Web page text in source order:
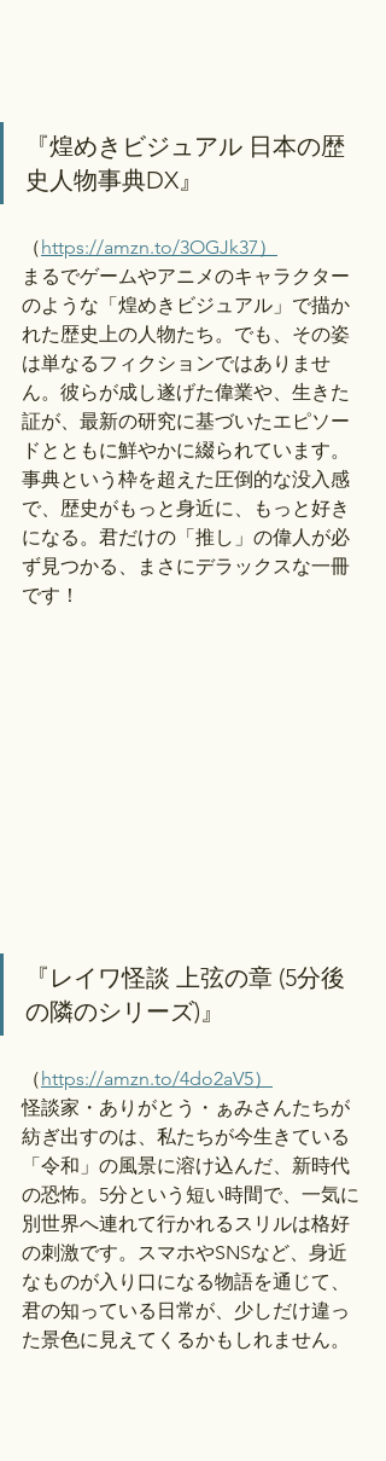
『煌めきビジュアル 日本の歴
史人物事典DX』
（https://amzn.to/3OGJk37）
まるでゲームやアニメのキャラクター
のような「煌めきビジュアル」で描か
れた歴史上の人物たち。でも、その姿
は単なるフィクションではありませ
ん。彼らが成し遂げた偉業や、生きた
証が、最新の研究に基づいたエピソー
ドとともに鮮やかに綴られています。
事典という枠を超えた圧倒的な没入感
で、歴史がもっと身近に、もっと好き
になる。君だけの「推し」の偉人が必
ず見つかる、まさにデラックスな一冊
です！
『レイワ怪談 上弦の章 (5分後
の隣のシリーズ)』
（https://amzn.to/4do2aV5）
怪談家・ありがとう・ぁみさんたちが
紡ぎ出すのは、私たちが今生きている
「令和」の風景に溶け込んだ、新時代
の恐怖。5分という短い時間で、一気に
別世界へ連れて行かれるスリルは格好
の刺激です。スマホやSNSなど、身近
なものが入り口になる物語を通じて、
君の知っている日常が、少しだけ違っ
た景色に見えてくるかもしれません。